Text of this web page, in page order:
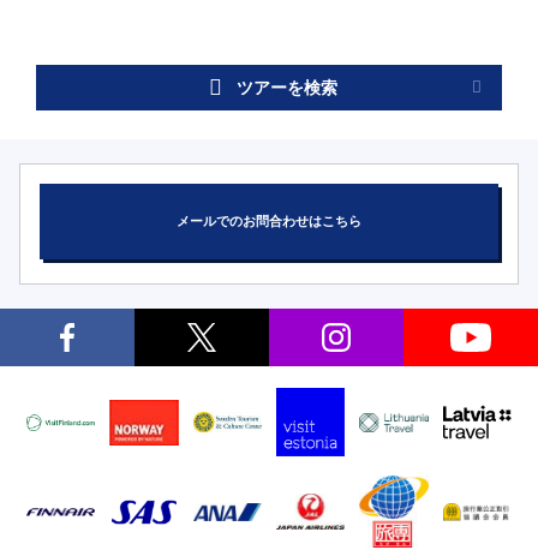
ツアーを検索
メールでのお問合わせはこちら